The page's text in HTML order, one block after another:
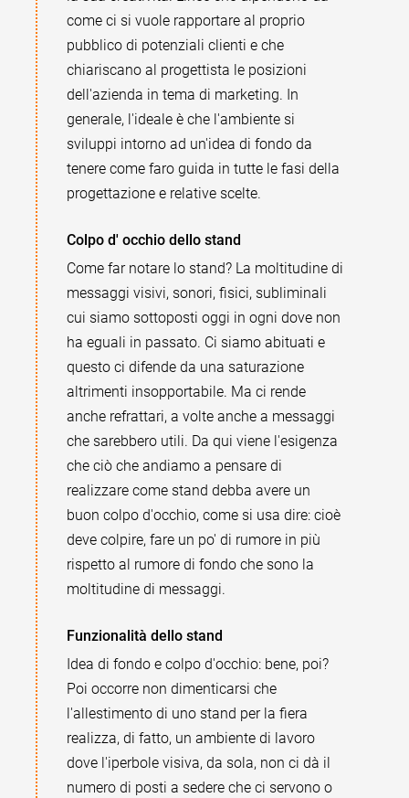
come ci si vuole rapportare al proprio
pubblico di potenziali clienti e che
chiariscano al progettista le posizioni
dell'azienda in tema di marketing. In
generale, l'ideale è che l'ambiente si
sviluppi intorno ad un'idea di fondo da
tenere come faro guida in tutte le fasi della
progettazione e relative scelte.
Colpo d' occhio dello stand
Come far notare lo stand? La moltitudine di
messaggi visivi, sonori, fisici, subliminali
cui siamo sottoposti oggi in ogni dove non
ha eguali in passato. Ci siamo abituati e
questo ci difende da una saturazione
altrimenti insopportabile. Ma ci rende
anche refrattari, a volte anche a messaggi
che sarebbero utili. Da qui viene l'esigenza
che ciò che andiamo a pensare di
realizzare come stand debba avere un
buon colpo d'occhio, come si usa dire: cioè
deve colpire, fare un po' di rumore in più
rispetto al rumore di fondo che sono la
moltitudine di messaggi.
Funzionalità dello stand
Idea di fondo e colpo d'occhio: bene, poi?
Poi occorre non dimenticarsi che
l'allestimento di uno stand per la fiera
realizza, di fatto, un ambiente di lavoro
dove l'iperbole visiva, da sola, non ci dà il
numero di posti a sedere che ci servono o